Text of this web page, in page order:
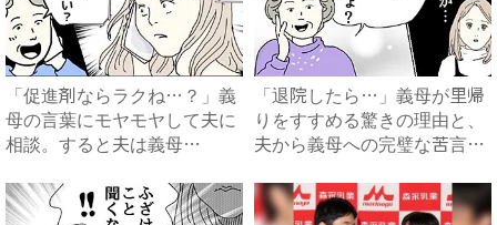
「促進剤ならラクね…？」義
母の言葉にモヤモヤして夫に
相談。すると夫は義母
「退院したら…」義母が里帰
りをすすめる驚きの理由と、
夫から義母への完璧な苦言